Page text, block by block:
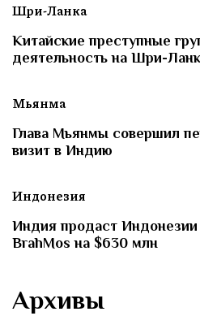
Шри-Ланка
Китайские преступные
деятельность на Шри-
Мьянма
Глава Мьянмы совершил
визит в Индию
Индонезия
Индия продаст
BrahMos на $630 млн
Архивы